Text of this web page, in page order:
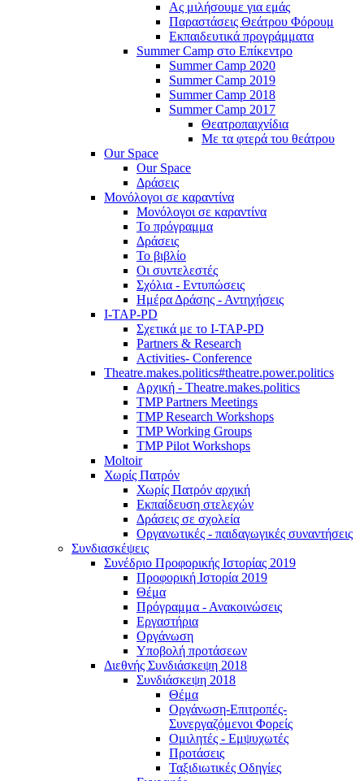
Ας μιλήσουμε για εμάς
Παραστάσεις Θεάτρου Φόρουμ
Εκπαιδευτικά προγράμματα
Summer Camp στο Επίκεντρο
Summer Camp 2020
Summer Camp 2019
Summer Camp 2018
Summer Camp 2017
Θεατροπαιχνίδια
Με τα φτερά του θεάτρου
Our Space
Our Space
Δράσεις
Μονόλογοι σε καραντίνα
Μονόλογοι σε καραντίνα
Το πρόγραμμα
Δράσεις
Το βιβλίο
Οι συντελεστές
Σχόλια - Εντυπώσεις
Ημέρα Δράσης - Αντηχήσεις
I-TAP-PD
Σχετικά με το I-TAP-PD
Partners & Research
Activities- Conference
Theatre.makes.politics#theatre.power.politics
Αρχική - Theatre.makes.politics
TMP Partners Meetings
TMP Research Workshops
TMP Working Groups
TMP Pilot Workshops
Moltoir
Χωρίς Πατρόν
Χωρίς Πατρόν αρχική
Εκπαίδευση στελεχών
Δράσεις σε σχολεία
Οργανωτικές - παιδαγωγικές συναντήσεις
Συνδιασκέψεις
Συνέδριο Προφορικής Ιστορίας 2019
Προφορική Ιστορία 2019
Θέμα
Πρόγραμμα - Ανακοινώσεις
Εργαστήρια
Οργάνωση
Υποβολή προτάσεων
Διεθνής Συνδιάσκεψη 2018
Συνδιάσκεψη 2018
Θέμα
Οργάνωση-Επιτροπές-
Συνεργαζόμενοι Φορείς
Ομιλητές - Εμψυχωτές
Προτάσεις
Ταξιδιωτικές Οδηγίες